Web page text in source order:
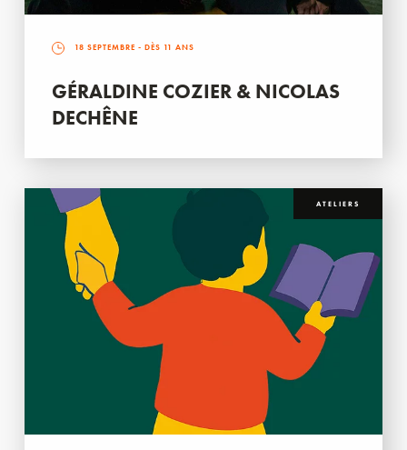
18 SEPTEMBRE - DÈS 11 ANS
GÉRALDINE COZIER & NICOLAS
DECHÊNE
ATELIERS